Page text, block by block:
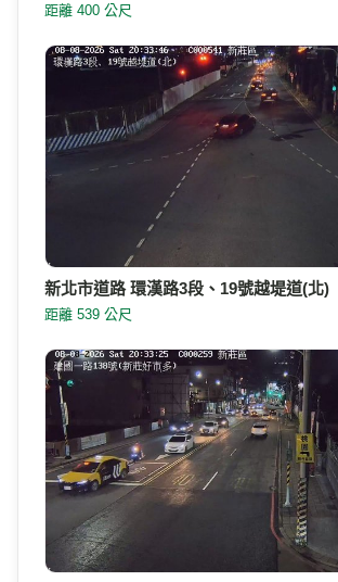
距離 400 公尺
新北市道路 環漢路3段、19號越堤道(北)
距離 539 公尺